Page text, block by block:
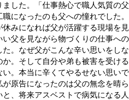
ました。「仕事熱心で職人気質の父
になったのも父への憧れでした。
休みになれば父が活躍する現場を見
い父を見ながら物づくりの仕事への
た。なぜ父がこんな辛い思いをしな
か。そして自分や弟も被害を受ける
い。本当に辛くてやるせない思いで
が原告になったのは父の無念を晴ら
と、将来アスベストで病気になる人